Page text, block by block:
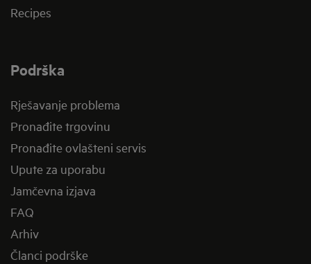
Recipes
Podrška
Rješavanje problema
Pronađite trgovinu
Pronađite ovlašteni servis
Upute za uporabu
Jamčevna izjava
FAQ
Arhiv
Članci podrške